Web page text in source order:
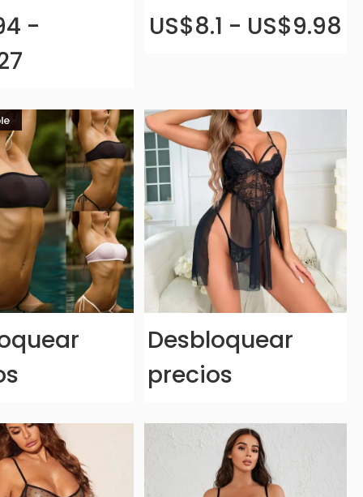
-
US$8.1 - US$9.98
Desbloquear
precios